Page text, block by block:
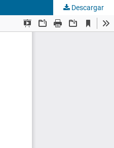
Descargar